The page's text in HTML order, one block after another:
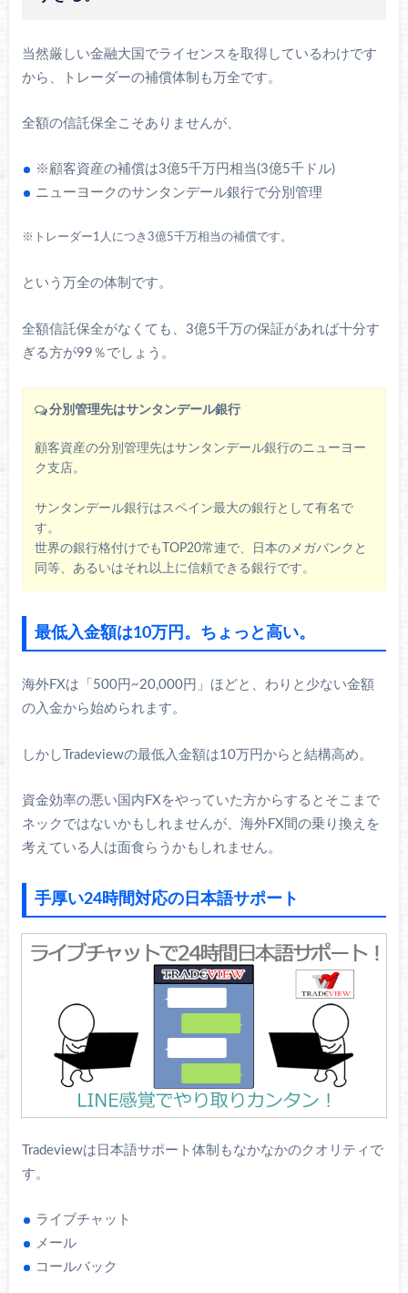
当然厳しい金融大国でライセンスを取得しているわけです
から、トレーダーの補償体制も万全です。
全額の信託保全こそありませんが、
※顧客資産の補償は3億5千万円相当(3億5千ドル)
ニューヨークのサンタンデール銀行で分別管理
※トレーダー1人につき3億5千万相当の補償です。
という万全の体制です。
全額信託保全がなくても、3億5千万の保証があれば十分す
ぎる方が99％でしょう。
分別管理先はサンタンデール銀行
顧客資産の分別管理先はサンタンデール銀行のニューヨー
ク支店。
サンタンデール銀行はスペイン最大の銀行として有名で
す。
世界の銀行格付けでもTOP20常連で、日本のメガバンクと
同等、あるいはそれ以上に信頼できる銀行です。
最低入金額は10万円。ちょっと高い。
海外FXは「500円~20,000円」ほどと、わりと少ない金額
の入金から始められます。
しかしTradeviewの最低入金額は10万円からと結構高め。
資金効率の悪い国内FXをやっていた方からするとそこまで
ネックではないかもしれませんが、海外FX間の乗り換えを
考えている人は面食らうかもしれません。
手厚い24時間対応の日本語サポート
Tradeviewは日本語サポート体制もなかなかのクオリティで
す。
ライブチャット
メール
コールバック